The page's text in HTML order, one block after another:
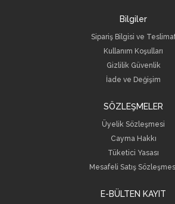
Bilgiler
Sipariş Bilgisi ve
Kullanım Koşulları
Gizlilik Güvenlik
İade ve Değişim
SÖZLEŞMELER
Üyelik Sözleşmesi
Cayma Hakkı
Tüketici Yasası
Mesafeli Satış
E-BÜLTEN KAYIT